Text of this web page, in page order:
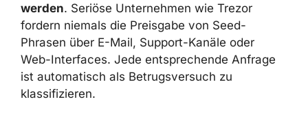
werden. Seriöse Unternehmen wie Trezor
fordern niemals die Preisgabe von Seed-
Phrasen über E-Mail, Support-Kanäle oder
Web-Interfaces. Jede entsprechende Anfrage
ist automatisch als Betrugsversuch zu
klassifizieren.